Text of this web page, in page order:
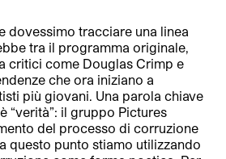
dovessimo tracciare una linea
tra il programma originale,
critici come Douglas Crimp e
che ora iniziano a
più giovani. Una parola chiave
“verità”: il gruppo Pictures
del processo di corruzione
questo punto stiamo utilizzando